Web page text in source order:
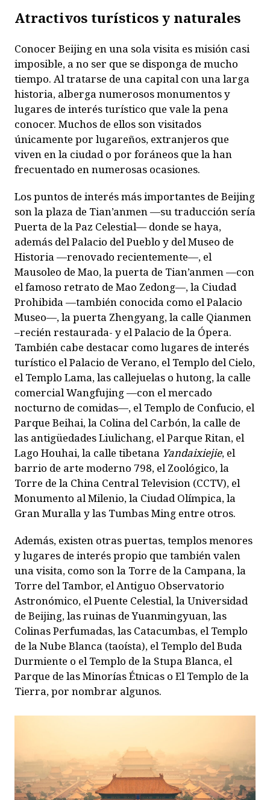
Atractivos turísticos y naturales
Conocer Beijing en una sola visita es misión casi
imposible, a no ser que se disponga de mucho
tiempo. Al tratarse de una capital con una larga
historia, alberga numerosos monumentos y
lugares de interés turístico que vale la pena
conocer. Muchos de ellos son visitados
únicamente por lugareños, extranjeros que
viven en la ciudad o por foráneos que la han
frecuentado en numerosas ocasiones.
Los puntos de interés más importantes de Beijing
son la plaza de Tian’anmen —su traducción sería
Puerta de la Paz Celestial— donde se haya,
además del Palacio del Pueblo y del Museo de
Historia —renovado recientemente—, el
Mausoleo de Mao, la puerta de Tian’anmen —con
el famoso retrato de Mao Zedong—, la Ciudad
Prohibida —también conocida como el Palacio
Museo—, la puerta Zhengyang, la calle Qianmen
–recién restaurada- y el Palacio de la Ópera.
También cabe destacar como lugares de interés
turístico el Palacio de Verano, el Templo del Cielo,
el Templo Lama, las callejuelas o hutong, la calle
comercial Wangfujing —con el mercado
nocturno de comidas—, el Templo de Confucio, el
Parque Beihai, la Colina del Carbón, la calle de
las antigüedades Liulichang, el Parque Ritan, el
Lago Houhai, la calle tibetana Yandaixiejie, el
barrio de arte moderno 798, el Zoológico, la
Torre de la China Central Television (CCTV), el
Monumento al Milenio, la Ciudad Olímpica, la
Gran Muralla y las Tumbas Ming entre otros.
Además, existen otras puertas, templos menores
y lugares de interés propio que también valen
una visita, como son la Torre de la Campana, la
Torre del Tambor, el Antiguo Observatorio
Astronómico, el Puente Celestial, la Universidad
de Beijing, las ruinas de Yuanmingyuan, las
Colinas Perfumadas, las Catacumbas, el Templo
de la Nube Blanca (taoísta), el Templo del Buda
Durmiente o el Templo de la Stupa Blanca, el
Parque de las Minorías Étnicas o El Templo de la
Tierra, por nombrar algunos.